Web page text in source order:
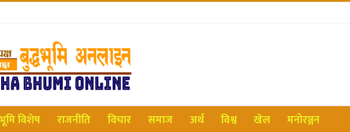
विशेष राजनीति विचार समाज अर्थ विश्व खेल मनोरञ्जन